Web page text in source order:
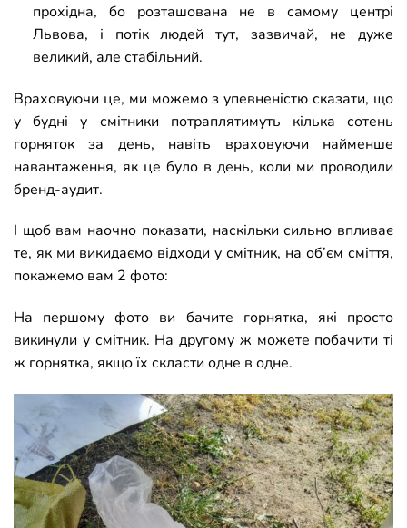
прохідна, бо розташована не в самому центрі
Львова, і потік людей тут, зазвичай, не дуже
великий, але стабільний.
Враховуючи це, ми можемо з упевненістю сказати, що
у будні у смітники потраплятимуть кілька сотень
горняток за день, навіть враховуючи найменше
навантаження, як це було в день, коли ми проводили
бренд-аудит.
І щоб вам наочно показати, наскільки сильно впливає
те, як ми викидаємо відходи у смітник, на об’єм сміття,
покажемо вам 2 фото:
На першому фото ви бачите горнятка, які просто
викинули у смітник. На другому ж можете побачити ті
ж горнятка, якщо їх скласти одне в одне.